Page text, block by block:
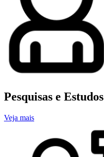
Pesquisas e Estudos
Veja mais